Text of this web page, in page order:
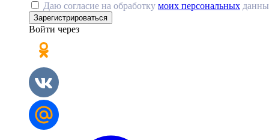
Даю согласие на обработку моих персональных
Зарегистрироваться
Войти через